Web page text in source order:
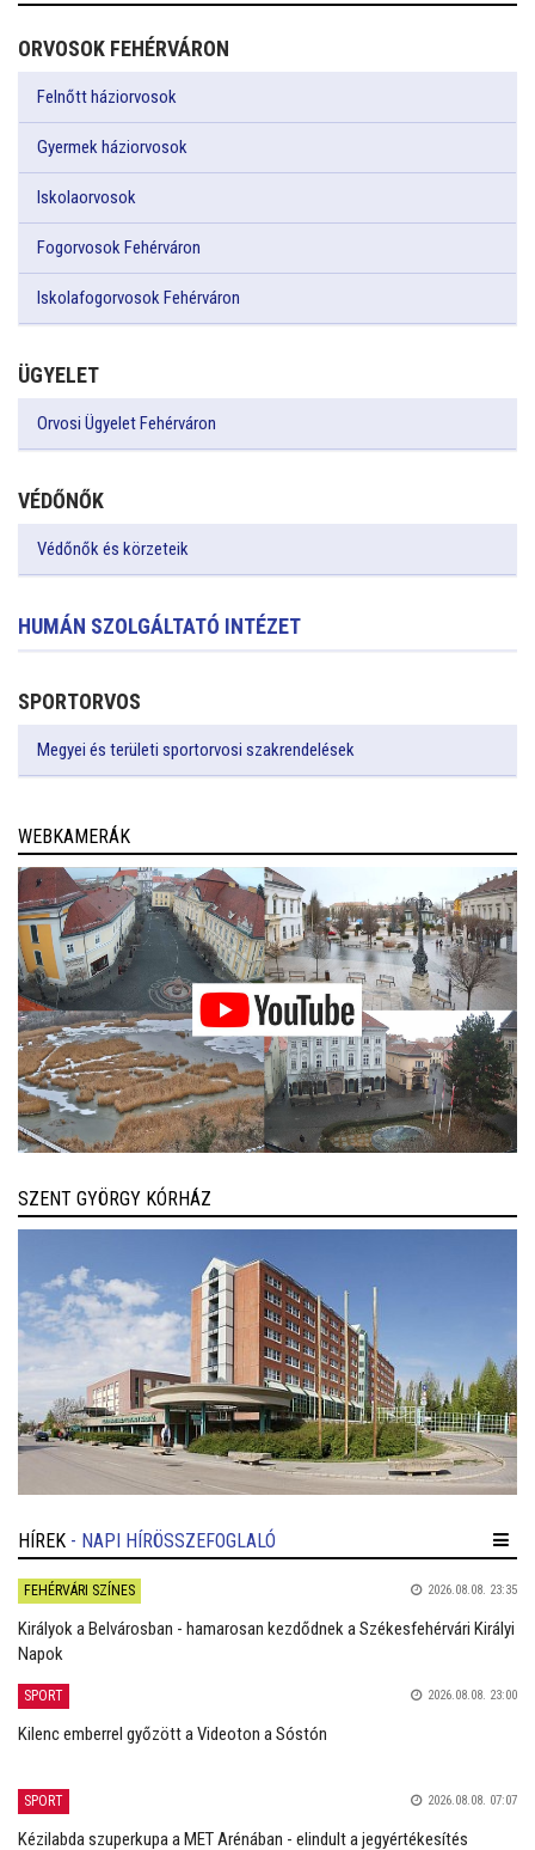
ORVOSOK FEHÉRVÁRON
Felnőtt háziorvosok
Gyermek háziorvosok
Iskolaorvosok
Fogorvosok Fehérváron
Iskolafogorvosok Fehérváron
ÜGYELET
Orvosi Ügyelet Fehérváron
VÉDŐNŐK
Védőnők és körzeteik
HUMÁN SZOLGÁLTATÓ INTÉZET
SPORTORVOS
Megyei és területi sportorvosi szakrendelések
WEBKAMERÁK
SZENT GYÖRGY KÓRHÁZ
HÍREK - NAPI HÍRÖSSZEFOGLALÓ
FEHÉRVÁRI SZÍNES 2026.08.08. 23:35
Királyok a Belvárosban - hamarosan kezdődnek a Székesfehérvári Királyi
Napok
SPORT 2026.08.08. 23:00
Kilenc emberrel győzött a Videoton a Sóstón
SPORT 2026.08.08. 07:07
Kézilabda szuperkupa a MET Arénában - elindult a jegyértékesítés